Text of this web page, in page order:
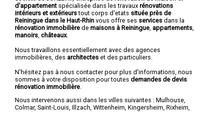
d'appartement spécialisée dans les travaux rénovations
intérieurs et extérieurstout corps d'etats située près de
Reiningue dans le Haut-Rhin vous offre ses services dans la
rénovation immobilière de maisons à Reiningue appartements
manoirs châteaux.
Nous travaillons essentiellement avec des agences
immobilières, des architectes et des particuliers.
N'hésitez pas à nous contacter pour plus d'informations, nous
sommes à votre disposition pour toutes demandes de devis
rénovation immobilière
Nous intervenons aussi dans les villes suivantes : Mulhouse,
Colmar, Saint-Louis, Illzach, Wittenheim, Kingersheim, Rixheim,